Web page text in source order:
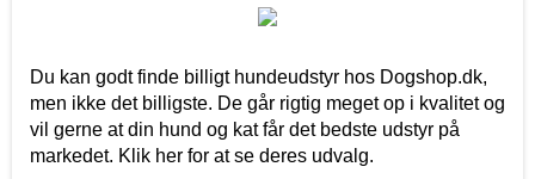
Du kan godt finde billigt hundeudstyr hos Dogshop.dk,
men ikke det billigste. De går rigtig meget op i kvalitet og
vil gerne at din hund og kat får det bedste udstyr på
markedet. Klik her for at se deres udvalg.